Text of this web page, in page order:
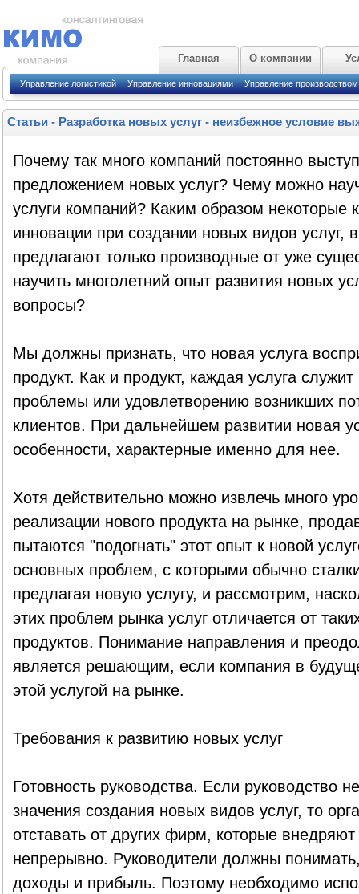
Главная О компании
Управление логистикой Управление инновациями Управление производством
Статьи- Разработка новых услуг - неизбежное условие
Почему так много компаний постоянно
предложением новых услуг? Чему можно
услуги компаний? Каким образом некоторые
инновации при создании новых видов услуг,
предлагают только производные от уже
научить многолетний опыт развития новых
вопросы?
Мы должны признать, что новая услуга
продукт. Как и продукт, каждая услуга
проблемы или удовлетворению возникших
клиентов. При дальнейшем развитии новая
особенности, характерные именно для нее.
Хотя действительно можно извлечь много
реализации нового продукта на рынке,
пытаются "подогнать" этот опыт к новой
основных проблем, с которыми обычно
предлагая новую услугу, и рассмотрим,
этих проблем рынка услуг отличается от
продуктов. Понимание направления и
является решающим, если компания в
этой услугой на рынке.
Требования к развитию новых услуг
Готовность руководства. Если руководство
значения создания новых видов услуг, то
отставать от других фирм, которые
непрерывно. Руководители должны
доходы и прибыль. Поэтому необходимо